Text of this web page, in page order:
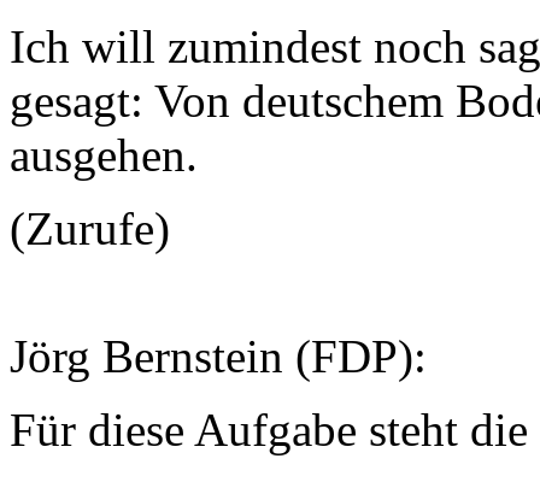
Ich will zumindest noch
gesagt: Von deutschem
ausgehen.
(Zurufe)
Jörg Bernstein (FDP):
Für diese Aufgabe steht